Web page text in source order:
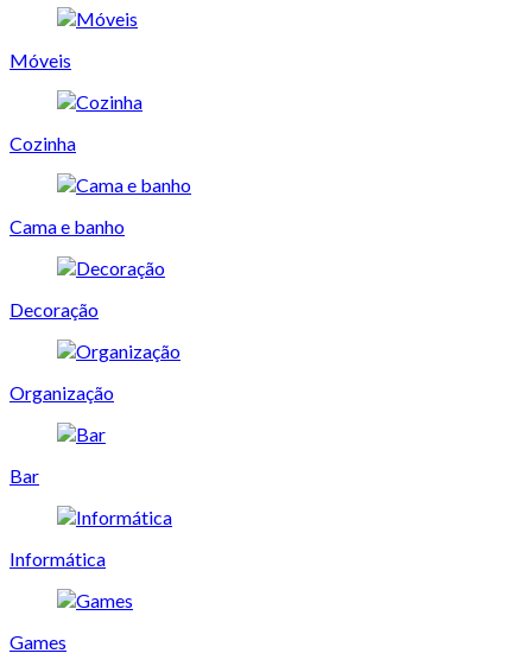
Móveis
Cozinha
Cama e banho
Decoração
Organização
Bar
Informática
Games